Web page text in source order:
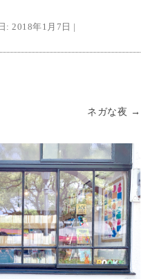
: 2018年1月7日 |
ネガな夜 →